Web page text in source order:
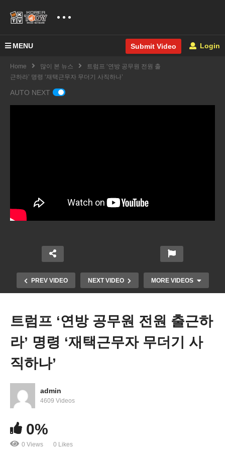
MENU Submit Video Login
Home 많이 본 뉴스
트럼프 ‘연방 공무원 전원 출
근하라’ 명령 ‘재택근무자 무더기 사직하나’
AUTO NEXT
PREV VIDEO NEXT VIDEO MORE VIDEOS
트럼프 소수계, 여성, 성소수자, 장애인 차별도, 우대
도 없다 ‘해당 부처 폐지’
트럼프 ‘연방 공무원 전원 출근하
라’ 명령 ‘재택근무자 무더기 사
직하나’
admin
4609 Videos
0%
0 Views 0 Likes